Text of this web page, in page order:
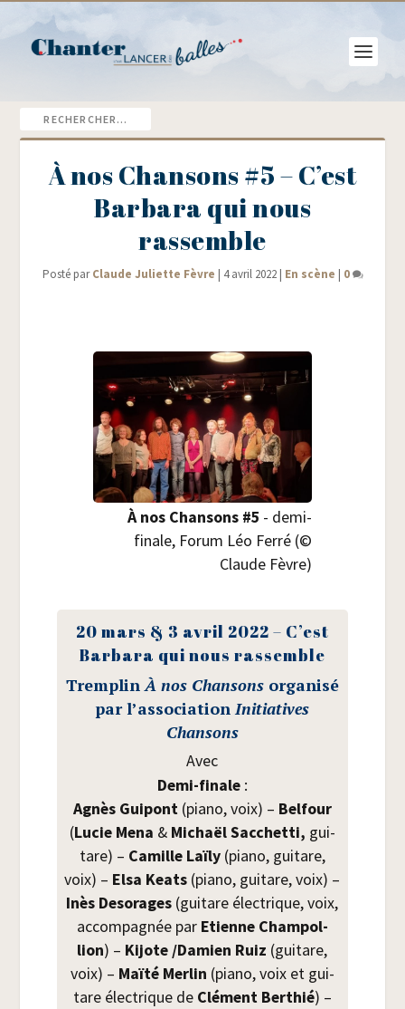
À nos Chansons #5 – C’est
Barbara qui nous
rassemble
Posté parClaude Juliette Fèvre | 4 avril 2022| En scène | 0
À nos Chan­sons #5 - demi-
finale, Forum Léo Fer­ré (©
Claude Fèvre)
20 mars & 3 avril 2022 – C’est
Bar­ba­ra qui nous rassemble
Trem­plin À nos Chan­sonsorga­ni­sé
par l’association Ini­tia­tives
Chansons
Avec
Demi-finale :
Agnès Gui­pont (pia­no, voix) – Bel­four
(Lucie Mena &Michaël Sac­chet­ti, gui­
tare) – Camille Laï­ly (pia­no, gui­tare,
voix) – Elsa Keats (pia­no, gui­tare, voix) –
Inès Deso­rages (gui­tare élec­trique, voix,
accom­pa­gnée par Etienne Cham­pol­
lion) – Kijote /​Damien Ruiz (gui­tare,
voix) – Maï­té Mer­lin (pia­no, voix et gui­
tare élec­trique de Clé­ment Ber­thié) –